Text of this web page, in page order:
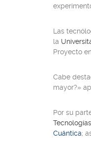
Las
la
Proyecto
Cabe
mayor?»
Por su
Cuántica;